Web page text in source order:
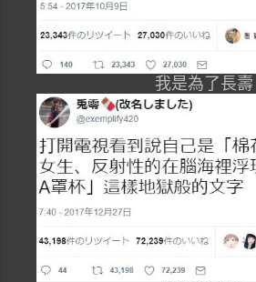
我是為了長壽